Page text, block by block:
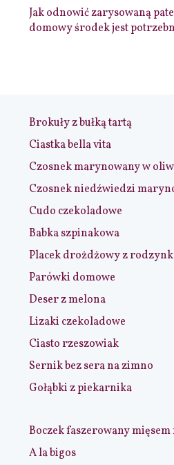
Jak odnowić zarysowaną
domowy środek jest
Brokuły z bułką tartą
Ciastka bella vita
Czosnek marynowany w
Czosnek niedźwiedzi
Cudo czekoladowe
Babka szpinakowa
Placek drożdżowy z
Parówki domowe
Deser z melona
Lizaki czekoladowe
Ciasto rzeszowiak
Sernik bez sera na zimno
Gołąbki z piekarnika
Boczek faszerowany
A la bigos